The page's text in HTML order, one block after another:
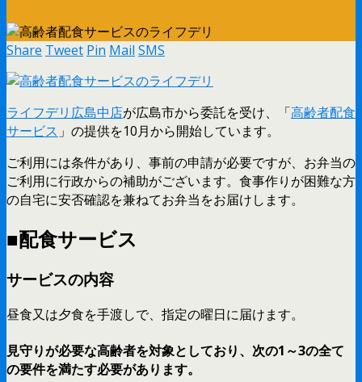
Share Tweet Pin Mail SMS
ライフデリ広島中店が広島市から委託を受け、「高齢者配食
サービス 」の提供を10月から開始しています。
ご利用には条件があり、事前の申請が必要ですが、お弁当の
ご利用に行政からの補助がございます。食事作りが困難な方
の自宅に安否確認を兼ねてお弁当をお届けします。
■配食サービス
サービスの内容
昼食又は夕食を手渡しで、指定の曜日に届けます。
見守りが必要な高齢者を対象としており、次の1～3の全て
の要件を満たす必要があります。